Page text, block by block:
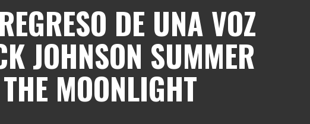
DE UNA VOZ
JOHNSON SUMMER
MOONLIGHT